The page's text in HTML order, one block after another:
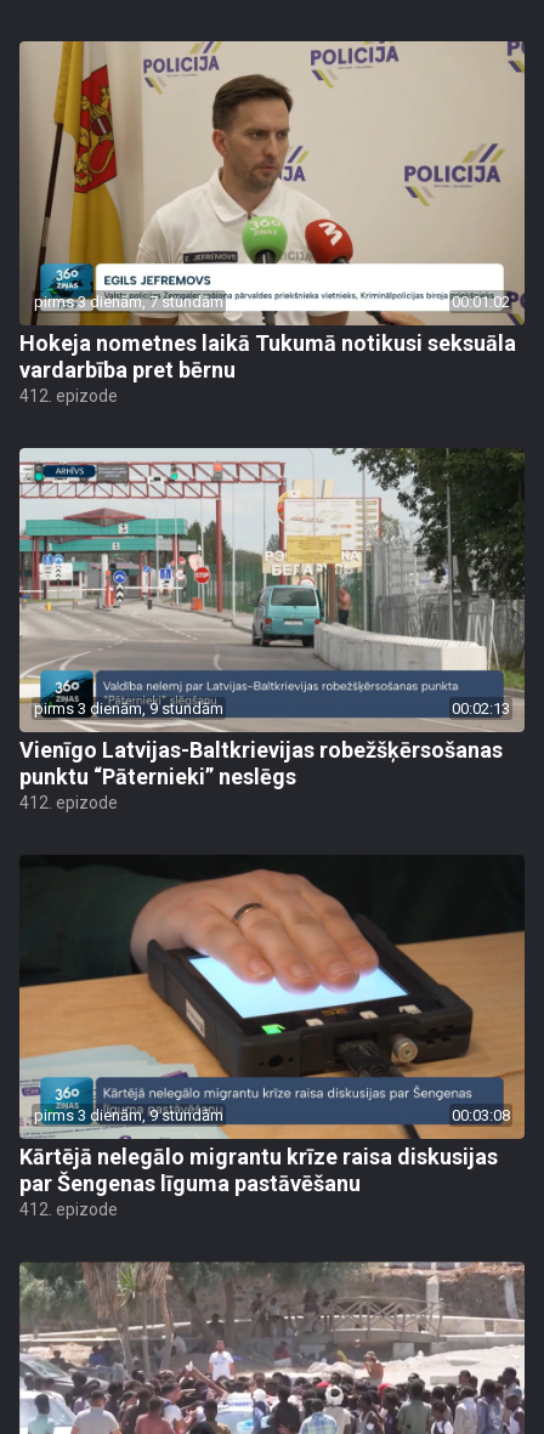
pirms 3 dienām, 7 stundām 00:01:02
Hokeja nometnes laikā Tukumā notikusi seksuāla
vardarbība pret bērnu
412. epizode
pirms 3 dienām, 9 stundām 00:02:13
Vienīgo Latvijas-Baltkrievijas robežšķērsošanas
punktu “Pāternieki” neslēgs
412. epizode
pirms 3 dienām, 9 stundām 00:03:08
Kārtējā nelegālo migrantu krīze raisa diskusijas
par Šengenas līguma pastāvēšanu
412. epizode